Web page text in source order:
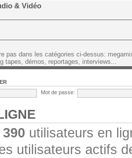
& Vidéo
pas dans les catégories ci-dessus:
tapes, démos, reportages, interviews...
Mot de passe:
390 utilisateurs en
utilisateurs actifs